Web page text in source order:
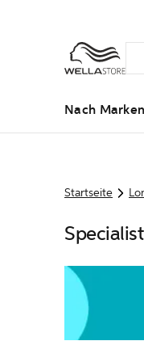
Nach
Startseite
Specialist